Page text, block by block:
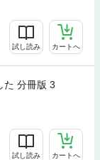
試し読み カートへ
た 分冊版 3
試し読み カートへ